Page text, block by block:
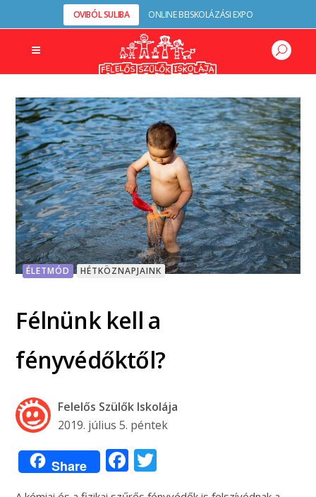
OVIBÓL SULIBA ONLINE BEISKOLÁZÁSI EXPO
ÉLETMÓD HÉTKÖZNAPJAINK
Félnünk kell a
fényvédőktől?
Felelős Szülők Iskolája
2019. július 5. péntek
Share Facebook